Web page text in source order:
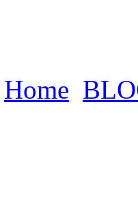
Home